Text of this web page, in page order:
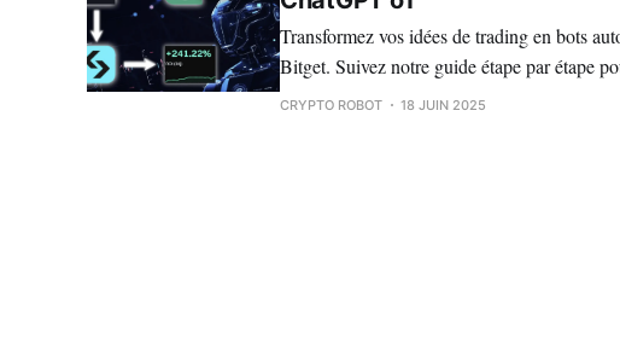
Transformez vos idées de trading en bots
Bitget. Suivez notre guide étape par étape
toute simplicité.
CRYPTO ROBOT 18 JUIN 2025